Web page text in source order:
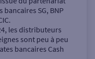
SG, BNP
les distributeurs
sont peu à peu
bancaires Cash